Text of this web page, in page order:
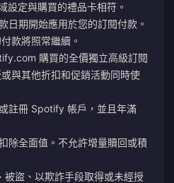
定與購買的禮品卡相符。
日期開始應用於您的訂閱付款。
款將照常繼續。
購買的全價獨立高級訂閱
與其他折扣和促銷活動同時使
註冊 Spotify 帳戶，並且年滿
除全面值。不允許增量贖回或積
盜、以欺詐手段取得或未經授